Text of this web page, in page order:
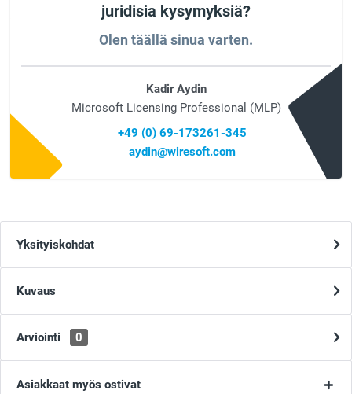
juridisia kysymyksiä?
Olen täällä sinua varten.
Kadir Aydin
Microsoft Licensing Professional (MLP)
+49 (0) 69-173261-345
aydin@wiresoft.com
Yksityiskohdat
Kuvaus
Arviointi 0
Asiakkaat myös ostivat